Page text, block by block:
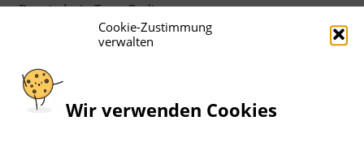
Cookie-Zustimmung
verwalten
Wir verwenden Cookies
Das sind wir, Team Berlin